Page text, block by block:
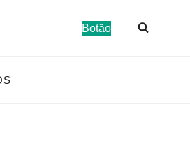
Botão